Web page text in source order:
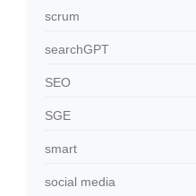
scrum
searchGPT
SEO
SGE
smart
social media